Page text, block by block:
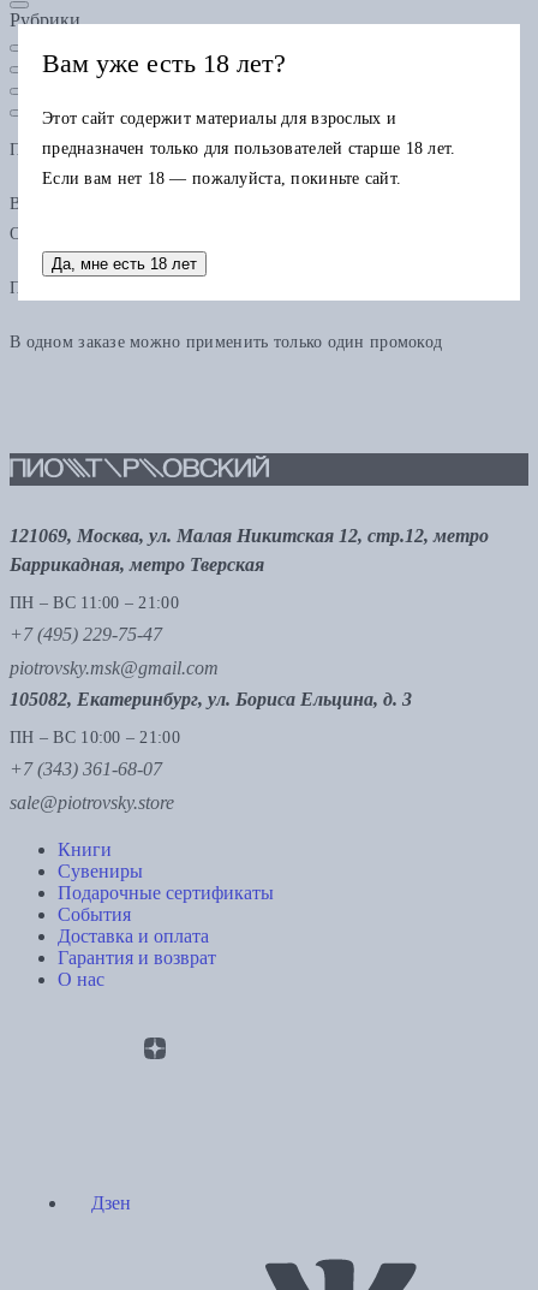
Рубрики
Подарочная карта
В одном заказе можно применить только одну подарочную карту.
Остаток по карте можно использовать в других заказах.
Промокод
В одном заказе можно применить только один промокод
121069, Москва, ул. Малая Никитская 12, стр.12, метро
Баррикадная, метро Тверская
ПН – ВС 11:00 – 21:00
+7 (495) 229-75-47
piotrovsky.msk@gmail.com
105082, Екатеринбург, ул. Бориса Ельцина, д. 3
ПН – ВС 10:00 – 21:00
+7 (343) 361-68-07
sale@piotrovsky.store
Книги
Сувениры
Подарочные сертификаты
События
Доставка и оплата
Гарантия и возврат
О нас
Дзен
Вам уже есть 18 лет?
Этот сайт содержит материалы для взрослых и
предназначен только для пользователей старше 18 лет.
Если вам нет 18 — пожалуйста, покиньте сайт.
Да, мне есть 18 лет